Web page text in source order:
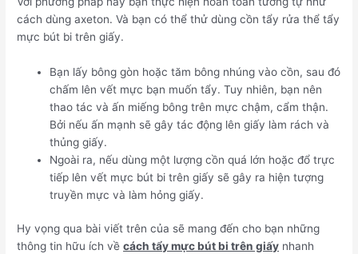
cách dùng axeton. Và bạn có thể thử dùng cồn tẩy rửa thể tẩy
mực bút bi trên giấy.
Bạn lấy bông gòn hoặc tăm bông nhúng vào cồn, sau đó
chấm lên vết mực bạn muốn tẩy. Tuy nhiên, bạn nên
thao tác và ấn miếng bông trên mực chậm, cẩm thận.
Bởi nếu ấn mạnh sẽ gây tác động lên giấy làm rách và
thủng giấy.
Ngoài ra, nếu dùng một lượng cồn quá lớn hoặc đổ trực
tiếp lên vết mực bút bi trên giấy sẽ gây ra hiện tượng
truyền mực và làm hỏng giấy.
Hy vọng qua bài viết trên của sẽ mang đến cho bạn những
thông tin hữu ích vềcách tẩy mực bút bi trên giấy nhanh